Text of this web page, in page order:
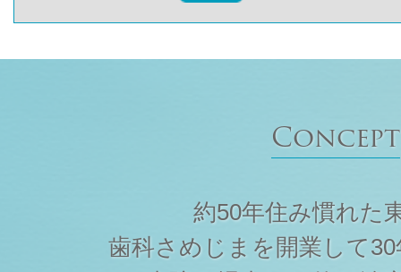
Concept
約50年住み慣れた
歯科さめじまを開業して